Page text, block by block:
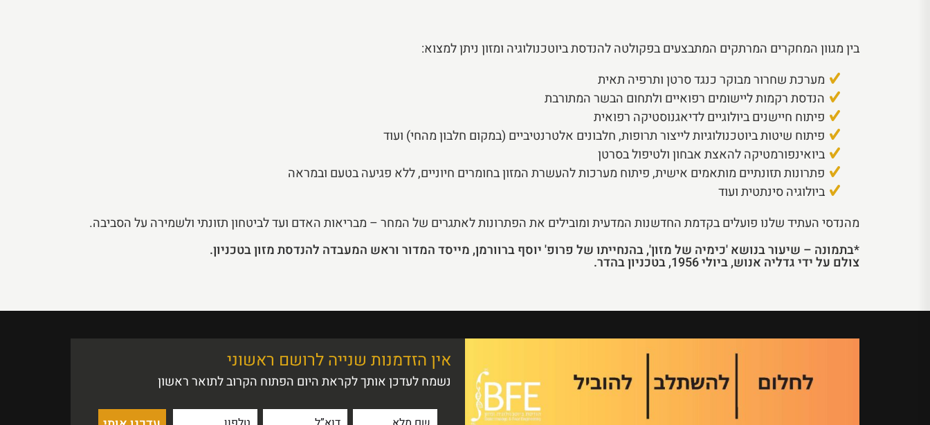
בין מגוון המחקרים המרתקים המתבצעים בפקולטה להנדסת ביוטכנולוגיה ומזון ניתן למצוא:
מערכת שחרור מבוקר כנגד סרטן ותרפיה תאית
הנדסת רקמות ליישומים רפואיים ולתחום הבשר המתורבת
פיתוח חיישנים ביולוגיים לדיאגנוסטיקה רפואית
פיתוח שיטות ביוטכנולוגיות לייצור תרופות, חלבונים אלטרנטיביים (במקום חלבון מהחי) ועוד
ביואינפורמטיקה להאצת אבחון ולטיפול בסרטן
פתרונות תזונתיים מותאמים אישית, פיתוח מערכות להעשרת המזון בחומרים חיוניים, ללא פגיעה בטעם ובמראה
ביולוגיה סינתטית ועוד
מהנדסי העתיד שלנו פועלים בקדמת החדשנות המדעית ומובילים את הפתרונות לאתגרים של המחר – מבריאות האדם ועד לביטחון תזונתי ולשמירה על הסביבה.
*בתמונה – שיעור בנושא 'כימיה של מזון', בהנחייתו של פרופ' יוסף ברוורמן, מייסד המדור וראש המעבדה להנדסת מזון בטכניון.
צולם על ידי גדליה אנוש, ביולי 1956, בטכניון בהדר.
אין הזדמנות שנייה לרושם ראשוני
נשמח לעדכן אותך לקראת היום הפתוח הקרוב לתואר ראשון